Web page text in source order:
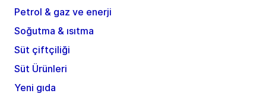
Petrol & gaz ve enerji
Soğutma & ısıtma
Süt çiftçiliği
Süt Ürünleri
Yeni gıda